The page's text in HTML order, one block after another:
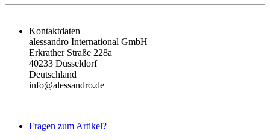
Kontaktdaten
alessandro International GmbH
Erkrather Straße 228a
40233 Düsseldorf
Deutschland
info@alessandro.de
Fragen zum Artikel?